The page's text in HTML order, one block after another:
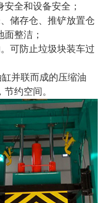
全和设备安全；
储存仓、推铲放置仓
整洁；
可防止垃圾块装车过
并联而成的压缩油
约空间。